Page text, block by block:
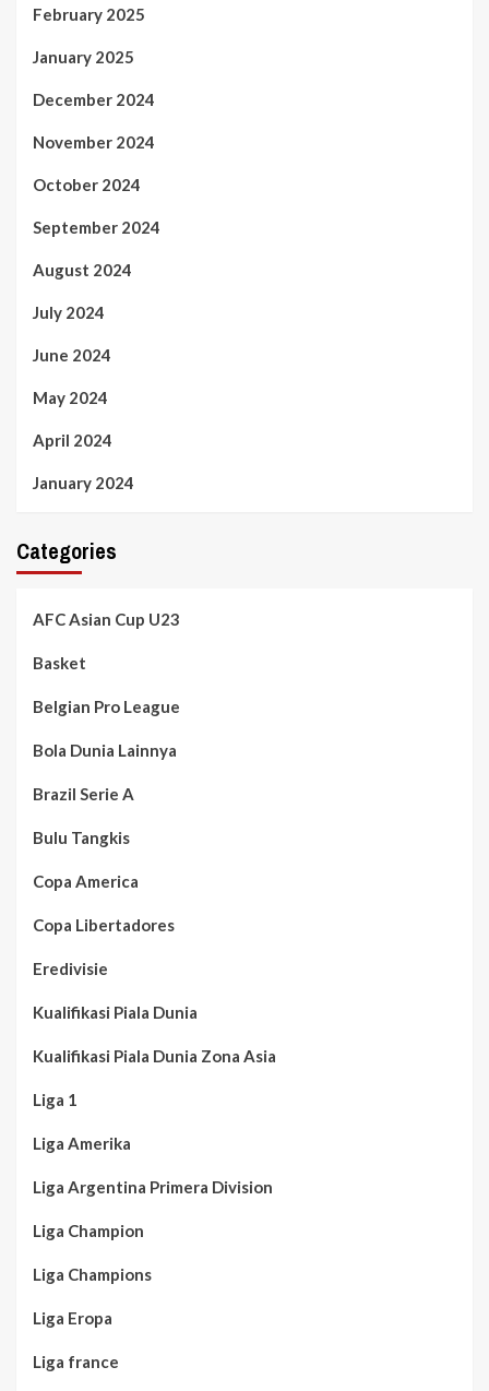
February 2025
January 2025
December 2024
November 2024
October 2024
September 2024
August 2024
July 2024
June 2024
May 2024
April 2024
January 2024
Categories
AFC Asian Cup U23
Basket
Belgian Pro League
Bola Dunia Lainnya
Brazil Serie A
Bulu Tangkis
Copa America
Copa Libertadores
Eredivisie
Kualifikasi Piala Dunia
Kualifikasi Piala Dunia Zona Asia
Liga 1
Liga Amerika
Liga Argentina Primera Division
Liga Champion
Liga Champions
Liga Eropa
Liga france